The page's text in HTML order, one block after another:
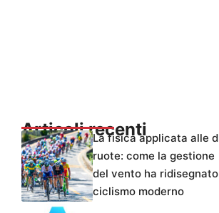
Articoli recentiLa fisica applicata alle
ruote: come la gestione
del vento ha
ciclismo moderno